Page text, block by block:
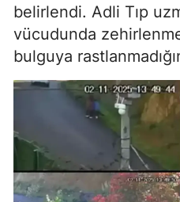
belirlendi. Adli Tıp
vücudunda
bulguya